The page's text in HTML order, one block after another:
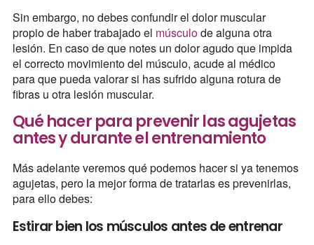
Sin embargo, no debes confundir el dolor muscular
propio de haber trabajado el músculode alguna otra
lesión. En caso de que notes un dolor agudo que impida
el correcto movimiento del músculo, acude al médico
para que pueda valorar si has sufrido alguna rotura de
fibras u otra lesión muscular.
Qué hacer para prevenir las agujetas
antes y durante el entrenamiento
Más adelante veremos qué podemos hacer si ya tenemos
agujetas, pero la mejor forma de tratarlas es prevenirlas,
para ello debes:
Estirar bien los músculos antes de entrenar